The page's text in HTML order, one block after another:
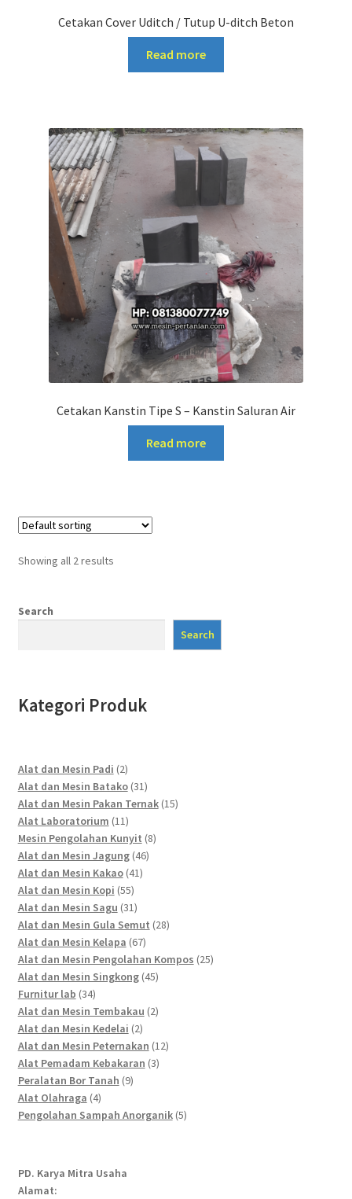
Cetakan Cover Uditch / Tutup U-ditch Beton
Read more
Cetakan Kanstin Tipe S – Kanstin Saluran Air
Read more
Showing all 2 results
Search
Search
Kategori Produk
Alat dan Mesin Padi 22
products
Alat dan Mesin Batako 3131
products
Alat dan Mesin Pakan Ternak 1515
Alat Laboratorium 1111
products
Mesin Pengolahan Kunyit 88
Alat dan Mesin Jagung 4646
Alat dan Mesin Kakao 4141
Alat dan Mesin Kopi 5555
products
Alat dan Mesin Sagu 3131
products
Alat dan Mesin Gula Semut 2828
Alat dan Mesin Kelapa 6767
products
Alat dan Mesin Pengolahan Kompos 2525
Alat dan Mesin Singkong 4545
Furnitur lab 3434
products
Alat dan Mesin Tembakau 22
Alat dan Mesin Kedelai 22
products
Alat dan Mesin Peternakan 1212
Alat Pemadam Kebakaran 33
Peralatan Bor Tanah 99
Alat Olahraga 44
products
Pengolahan Sampah Anorganik 55
PD. Karya Mitra Usaha
Alamat: